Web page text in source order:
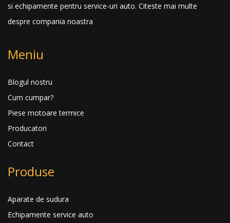
si echipamente pentru service-uri auto. Citeste mai multe
despre compania noastra
Meniu
Blogul nostru
Cum cumpar?
Piese motoare termice
Producatori
Contact
Produse
Aparate de sudura
Echipamente service auto